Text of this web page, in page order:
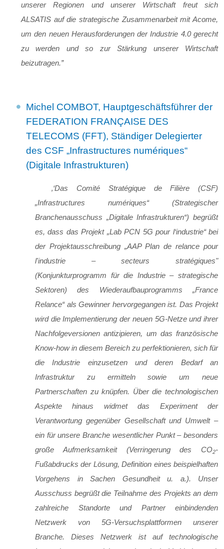
unserer Regionen und unserer Wirtschaft freut sich
ALSATIS auf die strategische Zusammenarbeit mit Acome,
um den neuen Herausforderungen der Industrie 4.0 gerecht
zu werden und so zur Stärkung unserer Wirtschaft
beizutragen.”
Michel COMBOT, Hauptgeschäftsführer der
FEDERATION FRANÇAISE DES
TELECOMS (FFT), Ständiger Delegierter
des CSF „Infrastructures numériques“
(Digitale Infrastrukturen)
‚‘Das Comité Stratégique de Filière (CSF)
„Infrastructures numériques“ (Strategischer
Branchenausschuss „Digitale Infrastrukturen“) begrüßt
es, dass das Projekt „Lab PCN 5G pour l‘industrie“ bei
der Projektausschreibung „AAP Plan de relance pour
l'industrie – secteurs stratégiques"
(Konjunkturprogramm für die Industrie – strategische
Sektoren) des Wiederaufbauprogramms „France
Relance“ als Gewinner hervorgegangen ist. Das Projekt
wird die Implementierung der neuen 5G-Netze und ihrer
Nachfolgeversionen antizipieren, um das französische
Know-how in diesem Bereich zu perfektionieren, sich für
die Industrie einzusetzen und deren Bedarf an
Infrastruktur zu ermitteln sowie um neue
Partnerschaften zu knüpfen. Über die technologischen
Aspekte hinaus widmet das Experiment der
Verantwortung gegenüber Gesellschaft und Umwelt –
ein für unsere Branche wesentlicher Punkt – besonders
große Aufmerksamkeit (Verringerung des CO2-
Fußabdrucks der Lösung, Definition eines beispielhaften
Vorgehens in Sachen Gesundheit u. a.). Unser
Ausschuss begrüßt die Teilnahme des Projekts an dem
zahlreiche Standorte und Partner einbindenden
Netzwerk von 5G-Versuchsplattformen unserer
Branche. Dieses Netzwerk ist auf technologische